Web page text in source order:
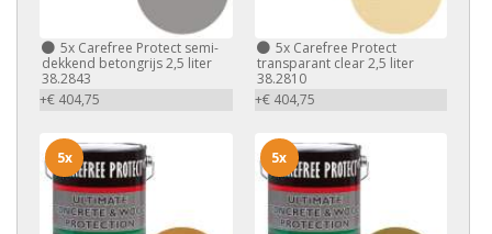
5x Carefree Protect semi-
dekkend betongrijs 2,5 liter
38.2843
+€ 404,75
5xCarefree Protect
transparant clear 2,5 liter
38.2810
+€ 404,75
5x 5x